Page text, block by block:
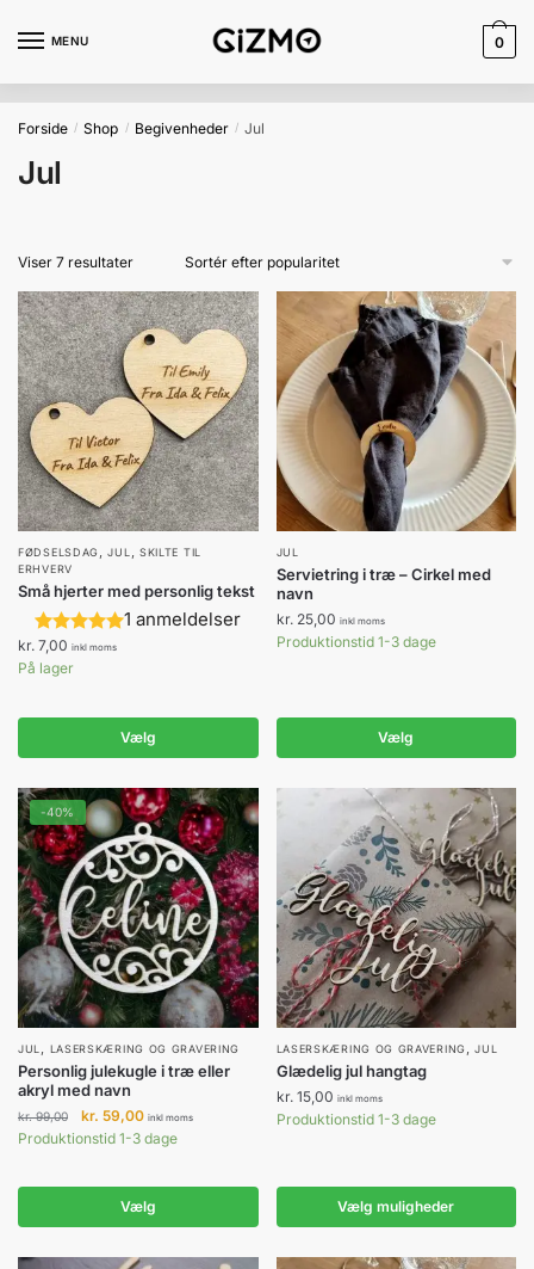
MENU 0
Forside / Shop / Begivenheder / Jul
Jul
Viser 7 resultaterSorteret
popularitet
FØDSELSDAG,JUL , SKILTE TIL
ERHVERV
Små hjerter med personlig tekst
1 anmeldelser
kr. 7,00 inkl moms
På lager
Vælg
JUL
Servietring i træ – Cirkel med
navn
kr.25,00 inkl moms
Produktionstid 1-3 dage
Vælg
-40%
JUL , LASERSKÆRING OG GRAVERING
Personlig julekugle i træ eller
akryl med navn
kr.99,00
Den
oprindelige
var:
kr. 99,00.
kr. 59,00Den
aktuelle
er:
kr. 59,00.
inkl moms
Produktionstid 1-3 dage
Vælg
LASERSKÆRING OG GRAVERING,JUL
Glædelig jul hangtag
kr.15,00 inkl moms
Produktionstid 1-3 dage
Vælg muligheder
Dette
vare
har
Mulighederne
kan
vælges